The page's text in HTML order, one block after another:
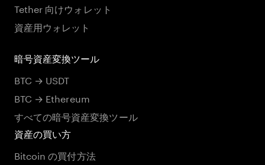
Tether 向けウォレット
資産用ウォレット
暗号資産変換ツール
BTC → USDT
BTC → Ethereum
すべての暗号資産変換ツール
資産の買い方
Bitcoin の買付方法